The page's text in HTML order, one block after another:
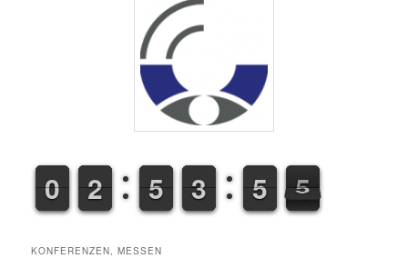
9
9
0
0 1
1
2
2 4
4
5
5 2
2
3
3 4
5
5 5
5
6
KONFERENZEN, MESSEN